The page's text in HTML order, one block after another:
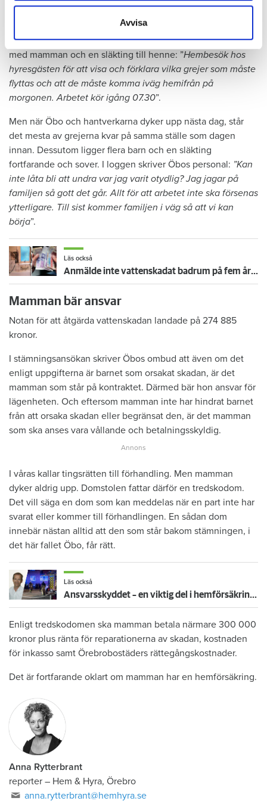
samlat in när du har använt deras tjänster.
Avvisa
Familjen bor kvar i lägenheten under renoveringen med
provisoriska golv. Det ska nu rivas för att lägga dit det
riktiga. I loggen står det att läsa om flera planeringsmöten
med mamman och en släkting till henne: ”Hembesök hos
hyresgästen för att visa och förklara vilka grejer som måste
flyttas och att de måste komma iväg hemifrån på
morgonen. Arbetet kör igång 07.30”.
Men när Öbo och hantverkarna dyker upp nästa dag, står
det mesta av grejerna kvar på samma ställe som dagen
innan. Dessutom ligger flera barn och en släkting
fortfarande och sover. I loggen skriver Öbos personal: ”Kan
inte låta bli att undra var jag varit otydlig? Jag jagar på
familjen så gott det går. Allt för att arbetet inte ska försenas
ytterligare. Till sist kommer familjen i väg så att vi kan
börja”.
Läs också
Anmälde inte vattenskadat badrum på fem år – krävs på 125 000 kronor
Mamman bär ansvar
Notan för att åtgärda vattenskadan landade på 274 885
kronor.
I stämningsansökan skriver Öbos ombud att även om det
enligt uppgifterna är barnet som orsakat skadan, är det
mamman som står på kontraktet. Därmed bär hon ansvar för
lägenheten. Och eftersom mamman inte har hindrat barnet
från att orsaka skadan eller begränsat den, är det mamman
som ska anses vara vållande och betalningsskyldig.
I våras kallar tingsrätten till förhandling. Men mamman
dyker aldrig upp. Domstolen fattar därför en tredskodom.
Det vill säga en dom som kan meddelas när en part inte har
svarat eller kommer till förhandlingen. En sådan dom
innebär nästan alltid att den som står bakom stämningen, i
det här fallet Öbo, får rätt.
Läs också
Ansvarsskyddet – en viktig del i hemförsäkringen
Enligt tredskodomen ska mamman betala närmare 300 000
kronor plus ränta för reparationerna av skadan, kostnaden
för inkasso samt Örebrobostäders rättegångskostnader.
Det är fortfarande oklart om mamman har en hemförsäkring.
Anna Rytterbrant
reporter – Hem & Hyra, Örebro
anna.rytterbrant@hemhyra.se